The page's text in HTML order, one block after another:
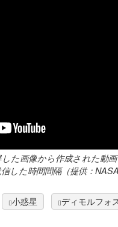
た画像から作成された動
した時間間隔（提供：
小惑星 ディモルフォ